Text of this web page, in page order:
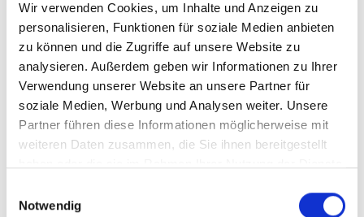
Wir verwenden Cookies, um Inhalte und Anzeigen zu
personalisieren, Funktionen für soziale Medien anbieten
zu können und die Zugriffe auf unsere Website zu
analysieren. Außerdem geben wir Informationen zu Ihrer
Verwendung unserer Website an unsere Partner für
soziale Medien, Werbung und Analysen weiter. Unsere
Partner führen diese Informationen möglicherweise mit
weiteren Daten zusammen, die Sie ihnen bereitgestellt
Notwendig
Hinweis zum Widerruf
Produkt individuell konfigurierbar und daher vom
Widerruf ausgeschlossen.
Preise inkl. MwSt. zzgl. Versandkosten